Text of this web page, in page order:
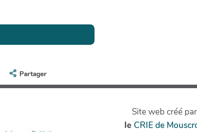
Partager
Site web créé par
le CRIE de